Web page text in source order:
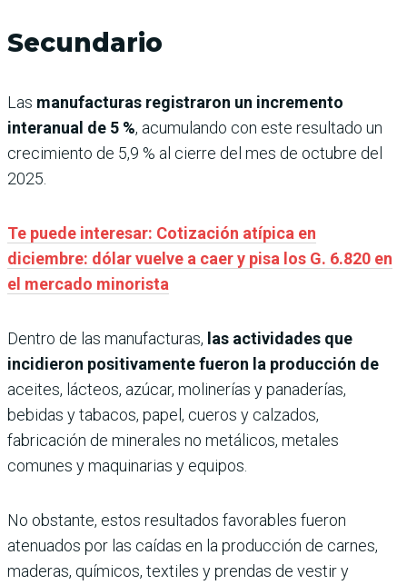
Secundario
Las manufacturas registraron un incremento
interanual de 5 %, acumulando con este resultado un
crecimiento de 5,9 % al cierre del mes de octubre del
2025.
Te puede interesar: Cotización atípica en
diciembre: dólar vuelve a caer y pisa los G. 6.820 en
el mercado minorista
Dentro de las manufacturas, las actividades que
incidieron positivamente fueron la producción de
aceites, lácteos, azúcar, molinerías y panaderías,
bebidas y tabacos, papel, cueros y calzados,
fabricación de minerales no metálicos, metales
comunes y maquinarias y equipos.
No obstante, estos resultados favorables fueron
atenuados por las caídas en la producción de carnes,
maderas, químicos, textiles y prendas de vestir y